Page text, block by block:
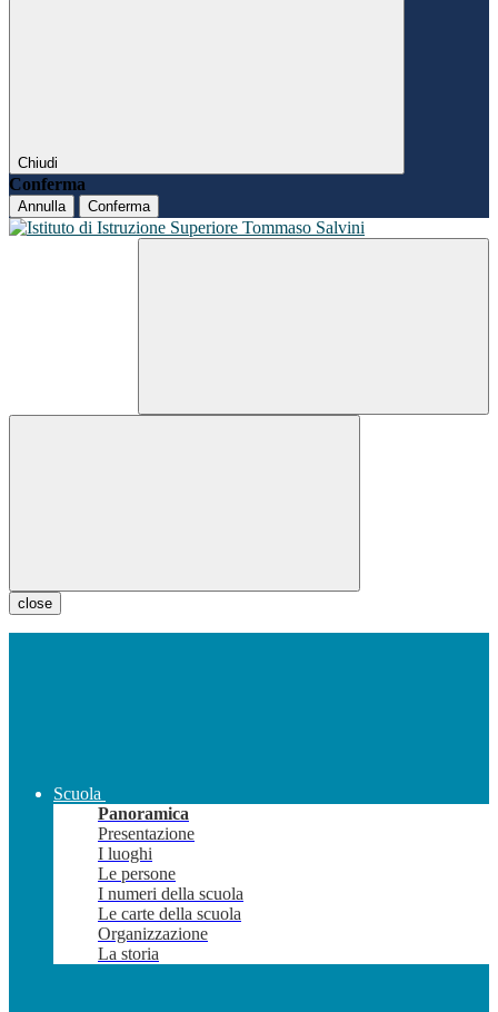
Chiudi
Conferma
Annulla Conferma
close
Scuola
Panoramica
Presentazione
I luoghi
Le persone
I numeri della scuola
Le carte della scuola
Organizzazione
La storia